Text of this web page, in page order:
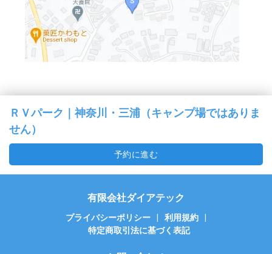
ＲＶパーク｜神奈川・三浦（キャンプ場ではありま
せん）
予約に進む
有限会社ダイアテック
プライバシーポリシー 利用規約
特定商取引法に基づく表記